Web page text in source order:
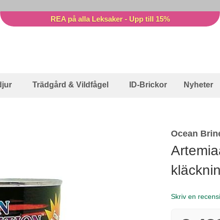
REA på alla Leksaker - Upp till 15%
Trädgård & Vildfågel ID-Brickor Nyheter
Ocean
Skriv en